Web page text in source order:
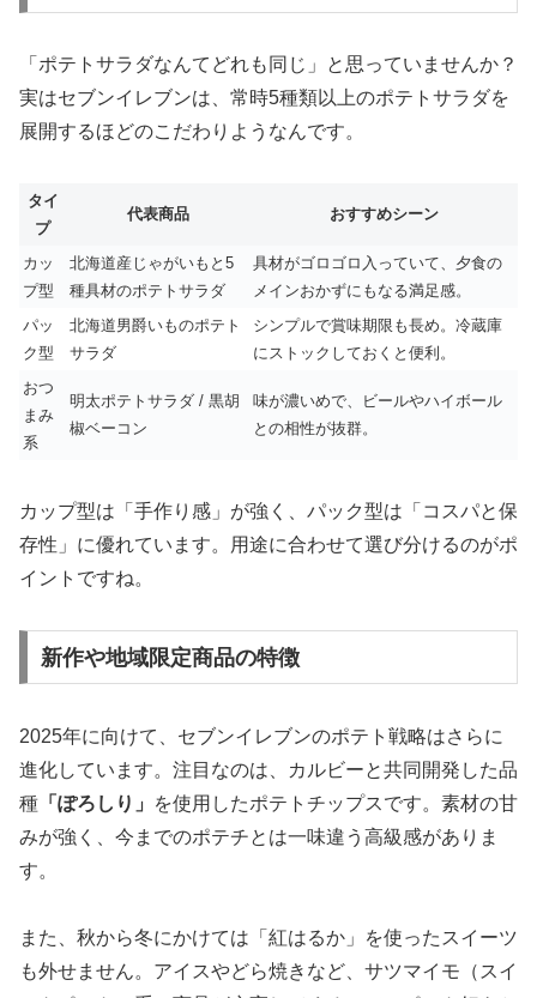
「ポテトサラダなんてどれも同じ」と思っていませんか？
実はセブンイレブンは、常時5種類以上のポテトサラダを
展開するほどのこだわりようなんです。
タイ
プ
代表商品 おすすめシーン
カッ
プ型
北海道産じゃがいもと5
種具材のポテトサラダ
具材がゴロゴロ入っていて、夕食の
メインおかずにもなる満足感。
パッ
ク型
北海道男爵いものポテト
サラダ
シンプルで賞味期限も長め。冷蔵庫
にストックしておくと便利。
おつ
まみ
系
明太ポテトサラダ / 黒胡
椒ベーコン
味が濃いめで、ビールやハイボール
との相性が抜群。
カップ型は「手作り感」が強く、パック型は「コスパと保
存性」に優れています。用途に合わせて選び分けるのがポ
イントですね。
新作や地域限定商品の特徴
2025年に向けて、セブンイレブンのポテト戦略はさらに
進化しています。注目なのは、カルビーと共同開発した品
種 「ぽろしり」
を使用したポテトチップスです。素材の甘
みが強く、今までのポテチとは一味違う高級感がありま
す。
また、秋から冬にかけては「紅はるか」を使ったスイーツ
も外せません。アイスやどら焼きなど、サツマイモ（スイ